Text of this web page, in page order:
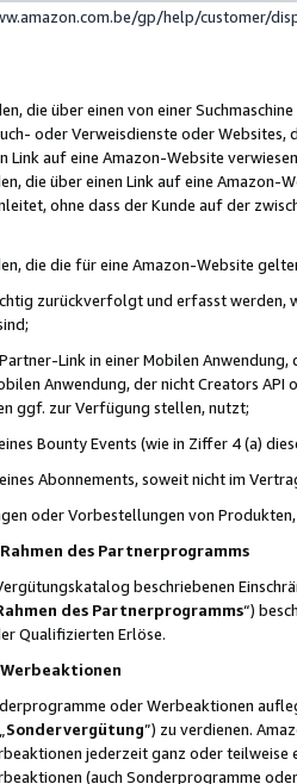
gp/help/customer/
die über einen von einer
oder Verweisdienste oder Websites,
Link auf eine Amazon-Website
die über einen Link auf eine
ohne dass der Kunde auf der
die die für eine Amazon-Website
zurückverfolgt und erfasst werden,
Link in einer Mobilen
Anwendung, der nicht Creators
ggf. zur Verfügung stellen, nutzt;
Bounty Events (wie in Ziffer 4 (a)
Abonnements, soweit nicht im
oder Vorbestellungen von
des Partnerprogramms
beschriebenen
des Partnerprogramms“)
Qualifizierten Erlöse.
oder Werbeaktionen
Sondervergütung”) zu verdienen.
jederzeit ganz oder
(auch Sonderprogramme